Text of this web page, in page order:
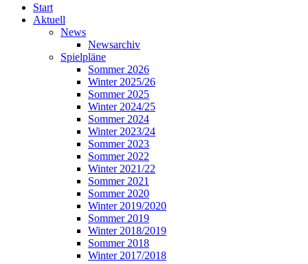
Start
Aktuell
News
Newsarchiv
Spielpläne
Sommer 2026
Winter 2025/26
Sommer 2025
Winter 2024/25
Sommer 2024
Winter 2023/24
Sommer 2023
Sommer 2022
Winter 2021/22
Sommer 2021
Sommer 2020
Winter 2019/2020
Sommer 2019
Winter 2018/2019
Sommer 2018
Winter 2017/2018